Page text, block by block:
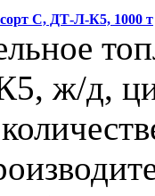
C, ДТ-Л-К5, 1000 т
ж/д,